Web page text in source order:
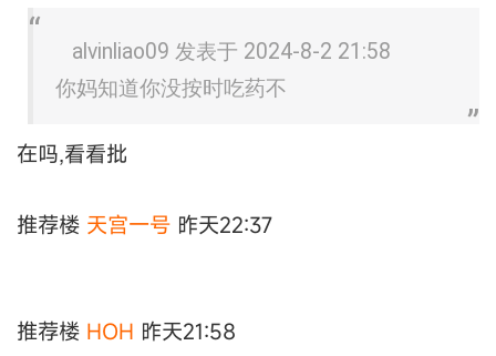
alvinliao09 发表于 2024-8-2 21:58
你妈知道你没按时吃药不
在吗,看看批
推荐楼 天宫一号 昨天22:37
推荐楼 HOH 昨天21:58